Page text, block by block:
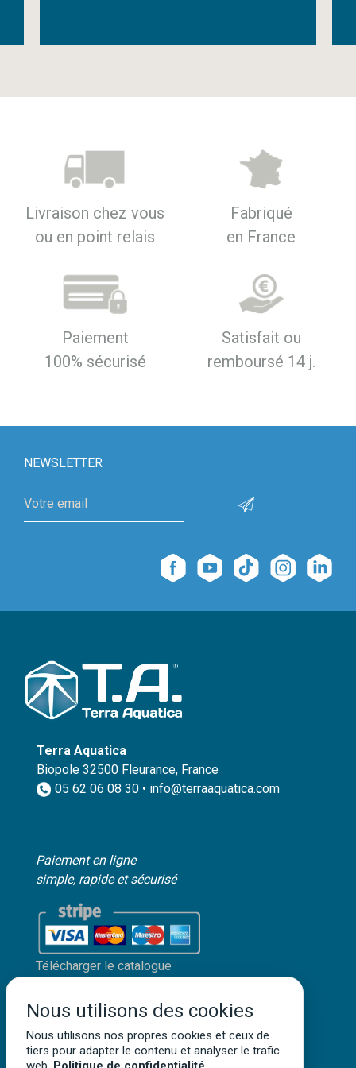
Livraison chez vous
ou en point relais
Fabriqué
en France
Paiement
100% sécurisé
Satisfait ou
remboursé 14 j.
NEWSLETTER
Terra Aquatica
Biopole 32500 Fleurance, France
05 62 06 08 30 • info@terraaquatica.com
Paiement en ligne
simple, rapide et sécurisé
Télécharger le catalogue
Mentions légales
Politique de confidentialité
Conditions générales de vente
Nous utilisons des cookies
Nous utilisons nos propres cookies et ceux de
tiers pour adapter le contenu et analyser le trafic